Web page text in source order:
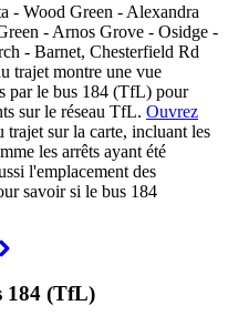
- Wood Green - Alexandra
- Arnos Grove - Osidge -
- Barnet, Chesterfield Rd
trajet montre une vue
par le bus 184 (TfL) pour
sur le réseau TfL. Ouvrez
sur la carte, incluant les
les arrêts ayant été
l'emplacement des
savoir si le bus 184
184 (TfL)